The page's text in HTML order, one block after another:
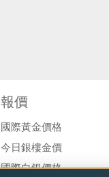
報價
國際黃金價格
今日銀樓金價
國際白銀價格